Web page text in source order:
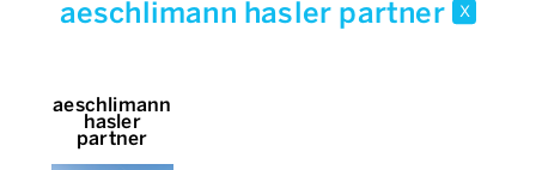
aeschlimann hasler partner x
aeschlimann
hasler
partner